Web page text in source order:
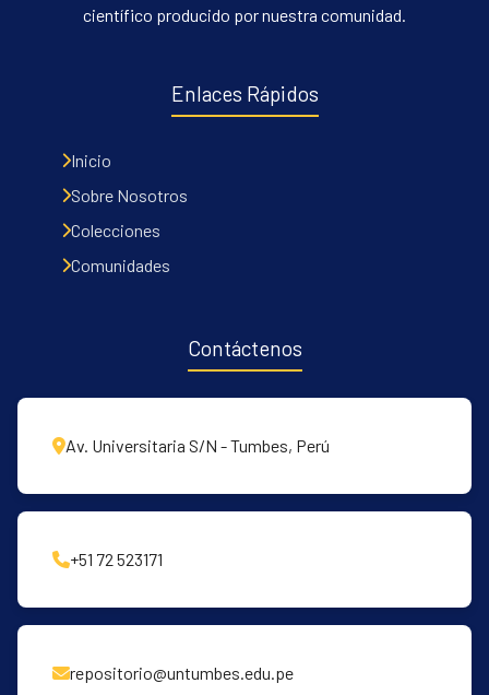
científico producido por nuestra comunidad.
Enlaces Rápidos
Inicio
Sobre Nosotros
Colecciones
Comunidades
Contáctenos
Av. Universitaria S/N - Tumbes, Perú
+51 72 523171
repositorio@untumbes.edu.pe